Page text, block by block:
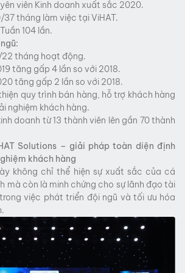
viên Kinh doanh xuất sắc 2020.
37 tháng làm việc tại ViHAT.
104 lần.
22 tháng hoạt động.
tăng gấp 4 lần so với 2018.
tăng gấp 2 lần so với 2018.
quy trình bán hàng, hỗ trợ khách hàng
nghiệm khách hàng.
doanh từ 13 thành viên lên gần 70 thành
Solutions – giải pháp toàn diện định
khách hàng
không chỉ thể hiện sự xuất sắc của cá
mà còn là minh chứng cho sự lãnh đạo tài
việc phát triển đội ngũ và tối ưu hóa